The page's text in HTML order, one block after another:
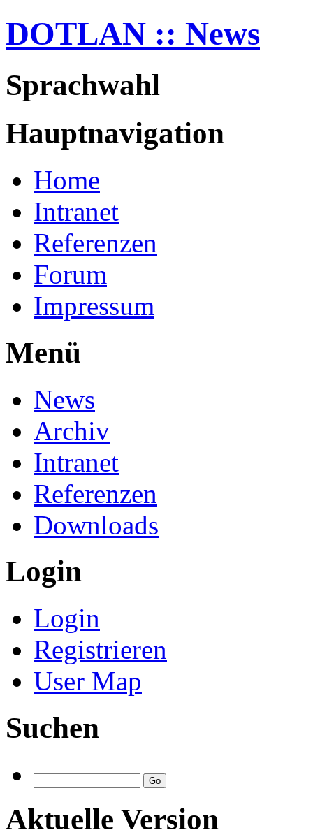
DOTLAN :: News
Sprachwahl
Hauptnavigation
Home
Intranet
Referenzen
Forum
Impressum
Menü
News
Archiv
Intranet
Referenzen
Downloads
Login
Login
Registrieren
User Map
Suchen
Aktuelle Version